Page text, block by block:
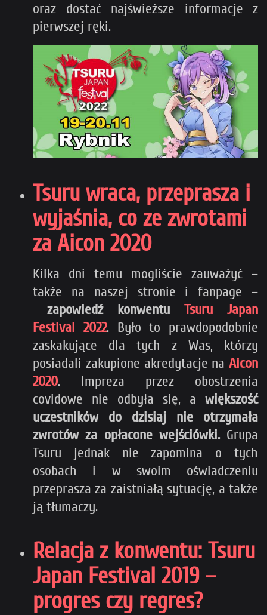
oraz dostać najświeższe informacje z
pierwszej ręki.
Tsuru wraca, przeprasza i
wyjaśnia, co ze zwrotami
za Aicon 2020
Kilka dni temu mogliście zauważyć –
także na naszej stronie i fanpage –
zapowiedź konwentu
Tsuru Japan
Festival 2022. Było to prawdopodobnie
zaskakujące dla tych z Was, którzy
posiadali zakupione akredytacje na Aicon
2020. Impreza przez obostrzenia
covidowe nie odbyła się, a większość
uczestników do dzisiaj nie otrzymała
zwrotów za opłacone wejściówki.Grupa
Tsuru jednak nie zapomina o tych
osobach i w swoim oświadczeniu
przeprasza za zaistniałą sytuację, a także
ją tłumaczy.
Relacja z konwentu: Tsuru
Japan Festival 2019 –
progres czy regres?